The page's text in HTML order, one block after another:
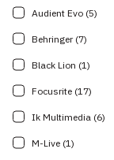
Audient Evo (5)
Behringer (7)
Black Lion (1)
Focusrite (17)
Ik Multimedia (6)
M-Live (1)